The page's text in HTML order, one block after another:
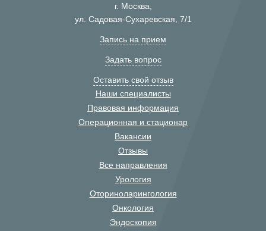
г. Москва,
ул. Садовая-Сухаревская, 7/1
Запись на прием
Задать вопрос
Оставить свой отзыв
Наши специалисты
Правовая информация
Операционная и стационар
Вакансии
Отзывы
Все направления
Урология
Оториноларингология
Онкология
Эндоскопия